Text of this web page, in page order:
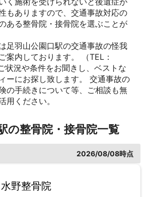
もありますので、交通事故対応の
ある整骨院・接骨院を選ぶことが
足羽山公園口駅の交通事故の怪我
案内しております。 （TEL：
状況や条件をお聞きし、ベストな
ーにお探し致します。 交通事故の
の手続きについて等、ご相談も無
用ください。
の整骨院・接骨院一覧
2026/08/08時点
水野整骨院